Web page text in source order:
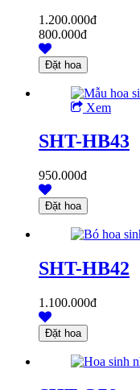
1.200.000đ
800.000đ
Xem
SHT-HB43
950.000đ
SHT-HB42
1.100.000đ